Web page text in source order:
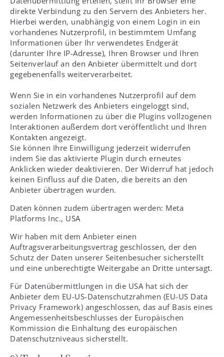
direkte Verbindung zu den Servern des Anbieters her.
Hierbei werden, unabhängig von einem Login in ein
vorhandenes Nutzerprofil, in bestimmtem Umfang
Informationen über Ihr verwendetes Endgerät
(darunter Ihre IP-Adresse), Ihren Browser und Ihren
Seitenverlauf an den Anbieter übermittelt und dort
gegebenenfalls weiterverarbeitet.
Wenn Sie in ein vorhandenes Nutzerprofil auf dem
sozialen Netzwerk des Anbieters eingeloggt sind,
werden Informationen zu über die Plugins vollzogenen
Interaktionen außerdem dort veröffentlicht und Ihren
Kontakten angezeigt.
Sie können Ihre Einwilligung jederzeit widerrufen
indem Sie das aktivierte Plugin durch erneutes
Anklicken wieder deaktivieren. Der Widerruf hat jedoch
keinen Einfluss auf die Daten, die bereits an den
Anbieter übertragen wurden.
Daten können zudem übertragen werden: Meta
Platforms Inc., USA
Wir haben mit dem Anbieter einen
Auftragsverarbeitungsvertrag geschlossen, der den
Schutz der Daten unserer Seitenbesucher sicherstellt
und eine unberechtigte Weitergabe an Dritte untersagt.
Für Datenübermittlungen in die USA hat sich der
Anbieter dem EU-US-Datenschutzrahmen (EU-US Data
Privacy Framework) angeschlossen, das auf Basis eines
Angemessenheitsbeschlusses der Europäischen
Kommission die Einhaltung des europäischen
Datenschutzniveaus sicherstellt.